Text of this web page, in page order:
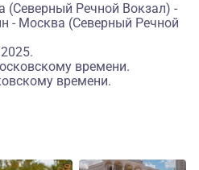
Речной Вокзал) -
- Москва (Северный Речной
времени.
времени.